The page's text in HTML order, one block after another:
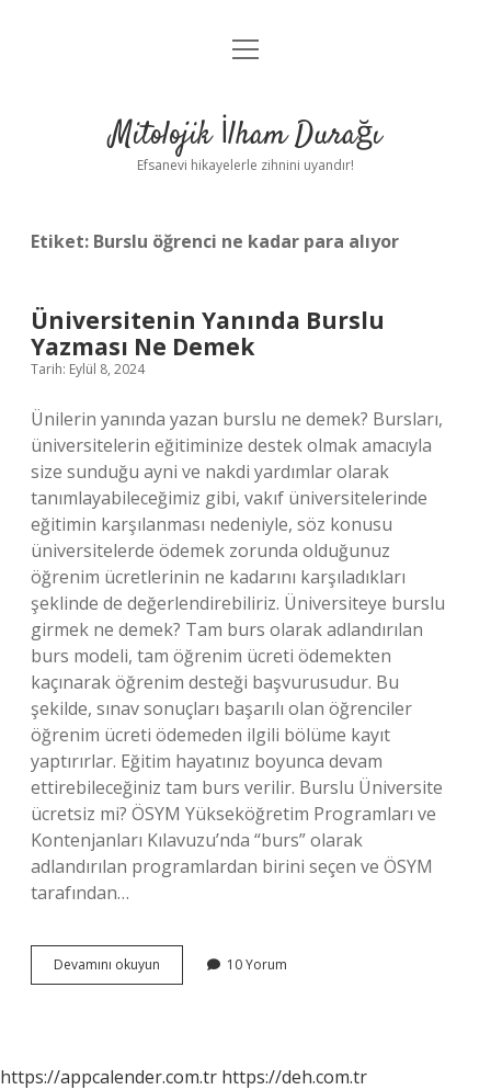
Anasayfa
Yasal Uyarı
menüyü
Mitolojik İlham Durağı
Efsanevi hikayelerle zihnini uyandır!
Etiket: Burslu öğrenci ne kadar para alıyor
Üniversitenin Yanında Burslu
Yazması Ne Demek
Tarih: Eylül 8, 2024
Ünilerin yanında yazan burslu ne demek? Bursları,
üniversitelerin eğitiminize destek olmak amacıyla
size sunduğu ayni ve nakdi yardımlar olarak
tanımlayabileceğimiz gibi, vakıf üniversitelerinde
eğitimin karşılanması nedeniyle, söz konusu
üniversitelerde ödemek zorunda olduğunuz
öğrenim ücretlerinin ne kadarını karşıladıkları
şeklinde de değerlendirebiliriz. Üniversiteye burslu
girmek ne demek? Tam burs olarak adlandırılan
burs modeli, tam öğrenim ücreti ödemekten
kaçınarak öğrenim desteği başvurusudur. Bu
şekilde, sınav sonuçları başarılı olan öğrenciler
öğrenim ücreti ödemeden ilgili bölüme kayıt
yaptırırlar. Eğitim hayatınız boyunca devam
ettirebileceğiniz tam burs verilir. Burslu Üniversite
ücretsiz mi? ÖSYM Yükseköğretim Programları ve
Kontenjanları Kılavuzu’nda “burs” olarak
adlandırılan programlardan birini seçen ve ÖSYM
tarafından…
Devamını okuyun Üniversitenin
Yanında
10 Yorum
https://appcalender.com.tr https://deh.com.tr